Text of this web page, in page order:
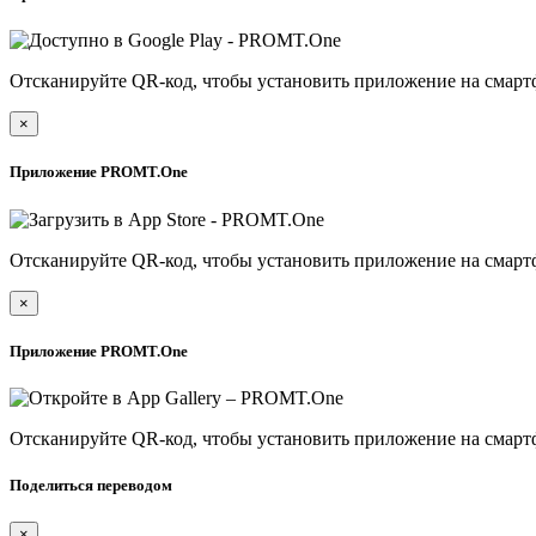
Отсканируйте QR-код, чтобы установить приложение на
×
Приложение PROMT.One
Отсканируйте QR-код, чтобы установить приложение на
×
Приложение PROMT.One
Отсканируйте QR-код, чтобы установить приложение на
Поделиться переводом